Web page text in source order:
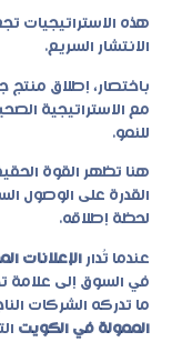
هذه الاستراتيجيات
الانتشار السريع.
باختصار، إطلاق منتج
مع الاستراتيجية
للنمو.
هنا تظهر القوة
القدرة على الوصول
لحظة إطلاقه.
عندما تُدار الإعلانات
في السوق إلى علامة
ما تدركه الشركات
الممولة في الكويت